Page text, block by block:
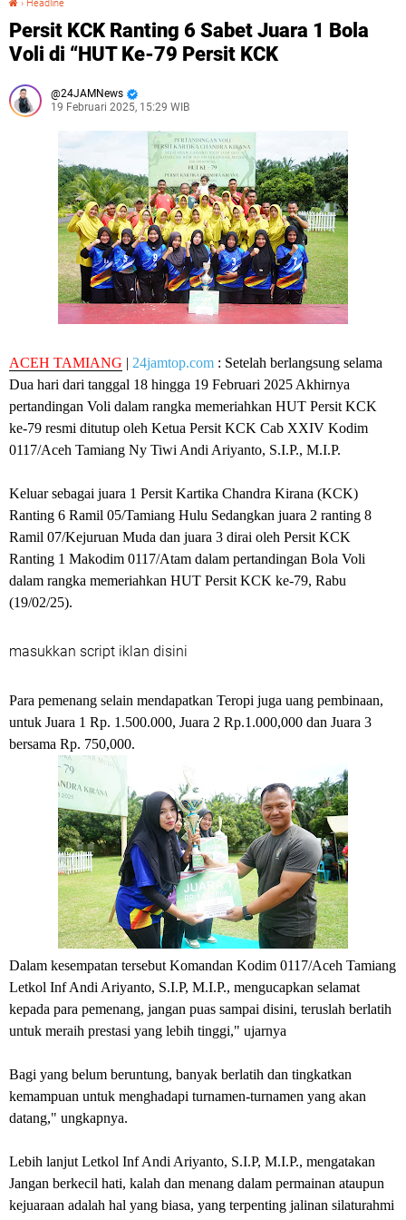
› Headline
Persit KCK Ranting 6 Sabet Juara 1 Bola
Voli di “HUT Ke-79 Persit KCK
24JAMNews
19 Februari 2025, 15:29 WIB
ACEH TAMIANG | 24jamtop.com : Setelah berlangsung selama
Dua hari dari tanggal 18 hingga 19 Februari 2025 Akhirnya
pertandingan Voli dalam rangka memeriahkan HUT Persit KCK
ke-79 resmi ditutup oleh Ketua Persit KCK Cab XXIV Kodim
0117/Aceh Tamiang Ny Tiwi Andi Ariyanto, S.I.P., M.I.P.
Keluar sebagai juara 1 Persit Kartika Chandra Kirana (KCK)
Ranting 6 Ramil 05/Tamiang Hulu Sedangkan juara 2 ranting 8
Ramil 07/Kejuruan Muda dan juara 3 dirai oleh Persit KCK
Ranting 1 Makodim 0117/Atam dalam pertandingan Bola Voli
dalam rangka memeriahkan HUT Persit KCK ke-79, Rabu
(19/02/25).
masukkan script iklan disini
Para pemenang selain mendapatkan Teropi juga uang pembinaan,
untuk Juara 1 Rp. 1.500.000, Juara 2 Rp.1.000,000 dan Juara 3
bersama Rp. 750,000.
Dalam kesempatan tersebut Komandan Kodim 0117/Aceh Tamiang
Letkol Inf Andi Ariyanto, S.I.P, M.I.P., mengucapkan selamat
kepada para pemenang, jangan puas sampai disini, teruslah berlatih
untuk meraih prestasi yang lebih tinggi," ujarnya
Bagi yang belum beruntung, banyak berlatih dan tingkatkan
kemampuan untuk menghadapi turnamen-turnamen yang akan
datang," ungkapnya.
Lebih lanjut Letkol Inf Andi Ariyanto, S.I.P, M.I.P., mengatakan
Jangan berkecil hati, kalah dan menang dalam permainan ataupun
kejuaraan adalah hal yang biasa, yang terpenting jalinan silaturahmi